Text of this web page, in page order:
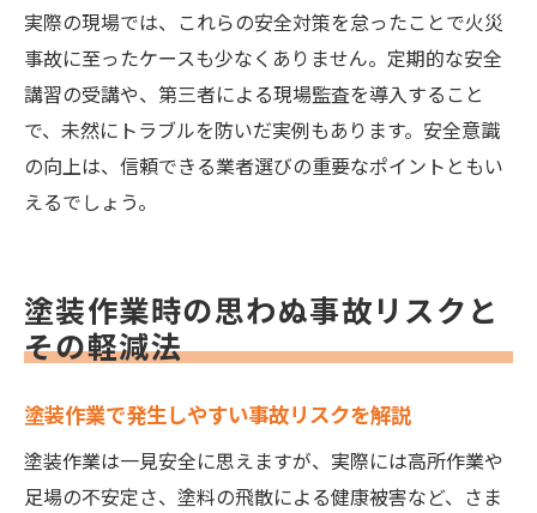
実際の現場では、これらの安全対策を怠ったことで火災
事故に至ったケースも少なくありません。定期的な安全
講習の受講や、第三者による現場監査を導入すること
で、未然にトラブルを防いだ実例もあります。安全意識
の向上は、信頼できる業者選びの重要なポイントともい
えるでしょう。
塗装作業時の思わぬ事故リスクと
その軽減法
塗装作業で発生しやすい事故リスクを解説
塗装作業は一見安全に思えますが、実際には高所作業や
足場の不安定さ、塗料の飛散による健康被害など、さま